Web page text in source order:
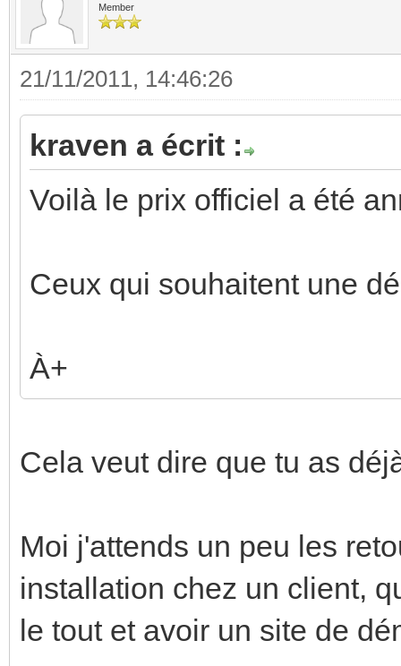
Member
21/11/2011, 14:46:26
kraven a écrit :
Voilà le prix officiel a été
Ceux qui souhaitent une
À+
Cela veut dire que tu as
Moi j'attends un peu les
installation chez un client,
le tout et avoir un site de